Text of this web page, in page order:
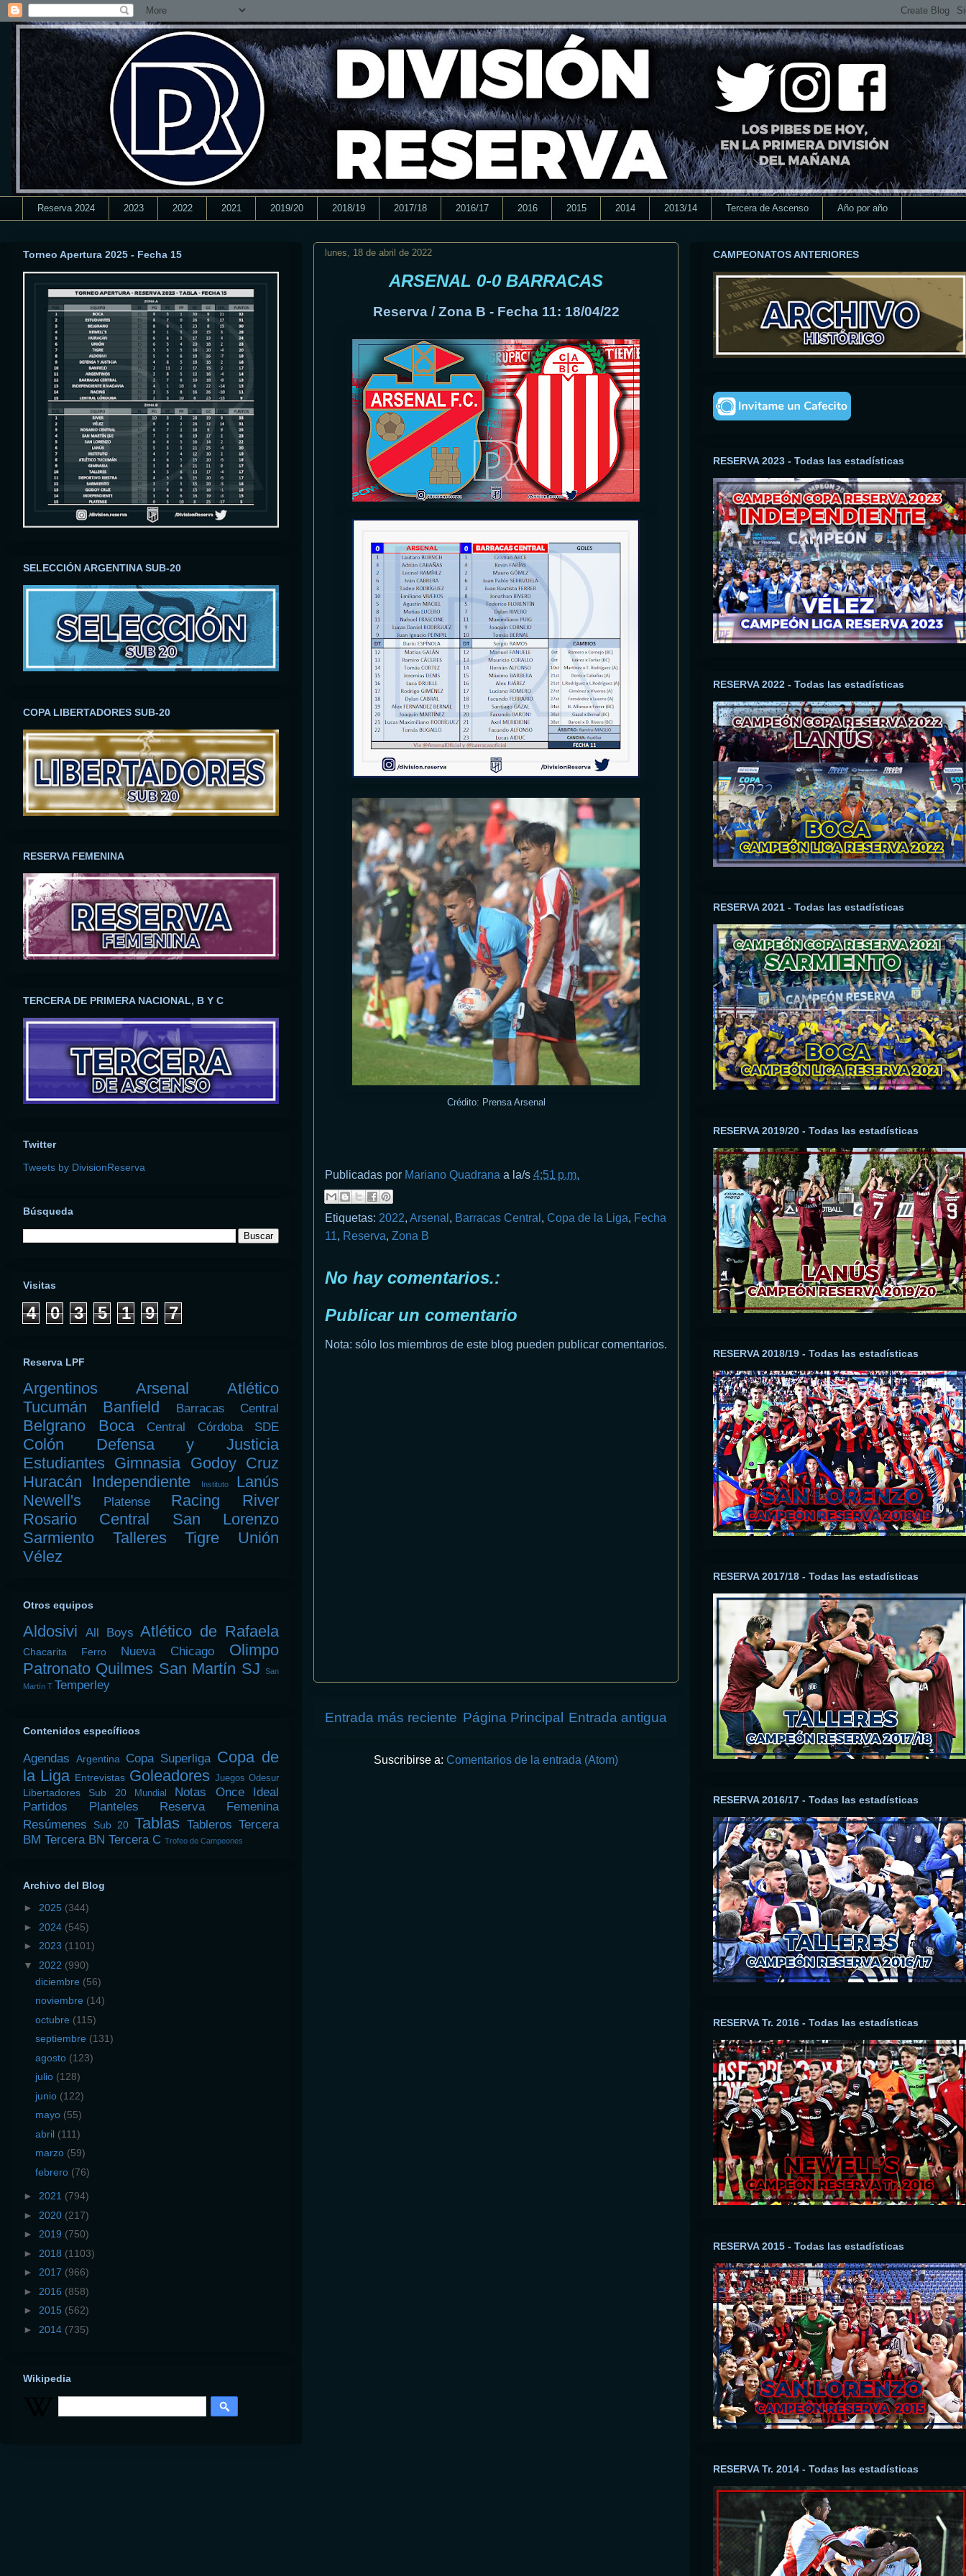
Reserva 2024 2023 2022 2021 2019/20 2018/19 2017/18 2016/17 2016 2015 2014 2013/14 Tercera de Ascenso Año por año
lunes, 18 de abril de 2022
ARSENAL 0-0 BARRACAS
Reserva / Zona B - Fecha 11: 18/04/22
Crédito: Prensa Arsenal
Publicadas por Mariano Quadrana a la/s 4:51 p.m.
Etiquetas: 2022, Arsenal , Barracas Central , Copa de la Liga, Fecha
11, Reserva, Zona B
No hay comentarios.:
Publicar un comentario
Nota: sólo los miembros de este blog pueden publicar comentarios.
Entrada más reciente Entrada antigua
Página Principal
Suscribirse a: Comentarios de la entrada (Atom)
Torneo Apertura 2025 - Fecha 15
SELECCIÓN ARGENTINA SUB-20
COPA LIBERTADORES SUB-20
RESERVA FEMENINA
TERCERA DE PRIMERA NACIONAL, B Y C
Twitter
Tweets by DivisionReserva
Búsqueda
Visitas
4 0 3 5 1 9 7
Reserva LPF
Argentinos Arsenal
Atlético
Tucumán
Banfield Barracas Central
Belgrano Boca Central Córdoba SDE
Colón
Defensa y Justicia
Estudiantes Gimnasia Godoy Cruz
Huracán
Independiente Instituto
Lanús
Newell's
Platense Racing
River
Rosario Central
San Lorenzo
Sarmiento
Talleres Tigre
Unión
Vélez
Otros equipos
Aldosivi All Boys Atlético de Rafaela
Chacarita Ferro Nueva Chicago
Olimpo
Patronato Quilmes San Martín SJ
San
Martín T Temperley
Contenidos específicos
Agendas Argentina Copa Superliga Copa de
la Liga Entrevistas Goleadores Juegos Odesur
Libertadores Sub 20 Mundial Notas
Once Ideal
Partidos
Planteles
Reserva Femenina
Resúmenes
Sub 20 Tablas Tableros Tercera
BM Tercera BN Tercera C Trofeo de Campeones
Archivo del Blog
► 2025 (344)
► 2024 (545)
► 2023 (1101)
▼ 2022 (990)
diciembre (56)
noviembre (14)
octubre (115)
septiembre (131)
agosto (123)
julio (128)
junio (122)
mayo (55)
abril (111)
marzo (59)
febrero (76)
► 2021 (794)
► 2020 (217)
► 2019 (750)
► 2018 (1103)
► 2017 (966)
► 2016 (858)
► 2015 (562)
► 2014 (735)
Wikipedia
CAMPEONATOS ANTERIORES
RESERVA 2023 - Todas las estadísticas
RESERVA 2022 - Todas las estadísticas
RESERVA 2021 - Todas las estadísticas
RESERVA 2019/20 - Todas las estadísticas
RESERVA 2018/19 - Todas las estadísticas
RESERVA 2017/18 - Todas las estadísticas
RESERVA 2016/17 - Todas las estadísticas
RESERVA Tr. 2016 - Todas las estadísticas
RESERVA 2015 - Todas las estadísticas
RESERVA Tr. 2014 - Todas las estadísticas